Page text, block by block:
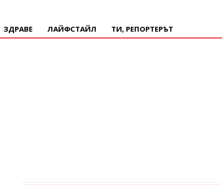
ЗДРАВЕ ЛАЙФСТАЙЛ ТИ, РЕПОРТЕРЪТ